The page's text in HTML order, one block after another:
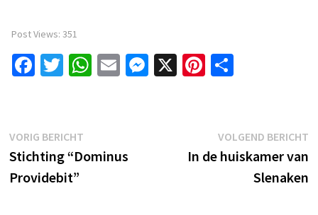
Post Views: 351
Fa
o
o
k
T
er
W
p
E M X Pi
es
t
D
n
Bericht
navigatie
VORIG BERICHTVorig
bericht:
Stichting “Dominus
Providebit”
VOLGEND BERICHT
In de huiskamer van
Slenaken